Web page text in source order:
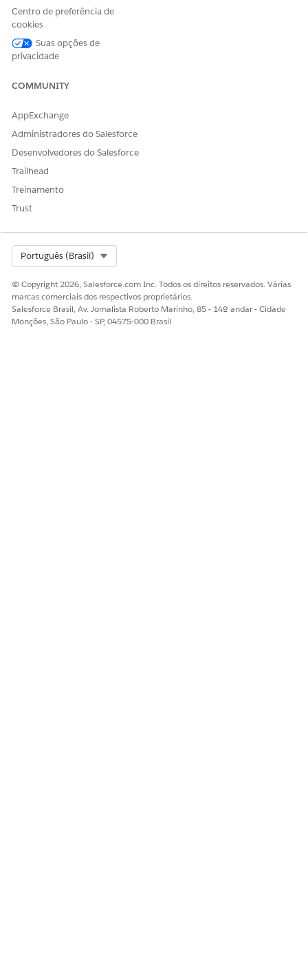
Centro de preferência de
cookies
Suas opções de
privacidade
COMMUNITY
AppExchange
Administradores do Salesforce
Desenvolvedores do Salesforce
Trailhead
Treinamento
Trust
Português (Brasil)
© Copyright 2026, Salesforce.com Inc. Todos os direitos reservados. Várias
marcas comerciais dos respectivos proprietários.
Salesforce Brasil, Av. Jornalista Roberto Marinho, 85 - 14º andar - Cidade
Monções, São Paulo - SP, 04575-000 Brasil